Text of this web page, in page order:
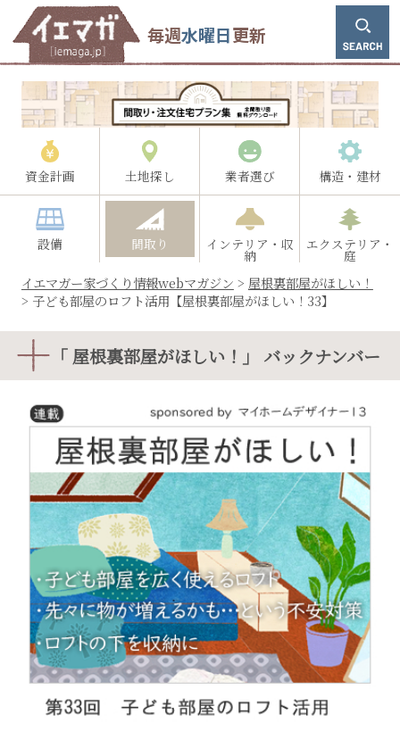
毎週水曜日更新
資金計画 土地探し 業者選び 構造・建材
設備 間取り インテリア・収
納
エクステリア・
庭
イエマガー家づくり情報webマガジン > 屋根裏部屋がほしい！
> 子ども部屋のロフト活用【屋根裏部屋がほしい！33】
「 屋根裏部屋がほしい！」 バックナンバー